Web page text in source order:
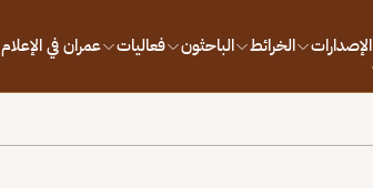
الإصدارات الخرائط الباحثون فعاليات عمران في الإعلام